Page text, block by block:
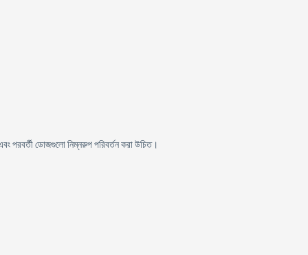
পরবর্তী ডোজগুলো নিম্নরুপ পরিবর্তন করা উচিত।